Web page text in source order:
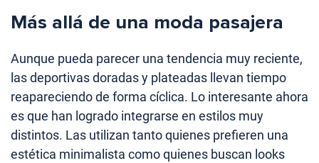
Más allá de una moda pasajera
Aunque pueda parecer una tendencia muy reciente,
las deportivas doradas y plateadas llevan tiempo
reapareciendo de forma cíclica. Lo interesante ahora
es que han logrado integrarse en estilos muy
distintos. Las utilizan tanto quienes prefieren una
estética minimalista como quienes buscan looks